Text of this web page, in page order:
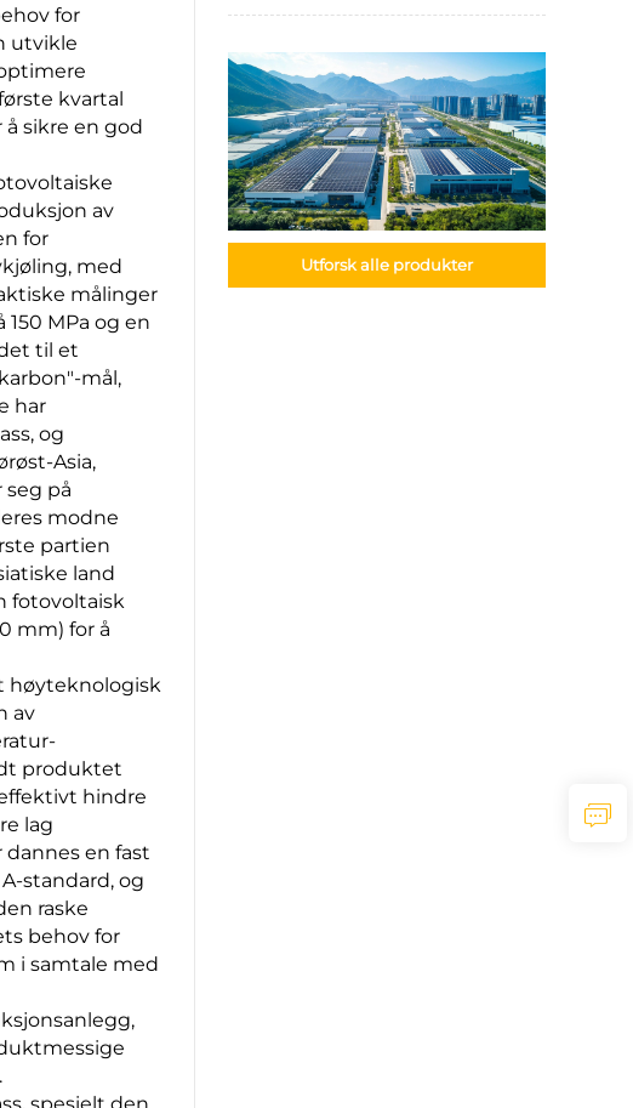
for
utvikle
kvartal
sikre en god
av
for
med
målinger
MPa og en
til et
mål,
har
og
Asia,
på
modne
partien
land
fotovoltaisk
mm) for å
høyteknologisk
av
produktet
hindre
lag
en fast
standard, og
raske
behov for
i samtale med
spesielt den
Utforsk alle produkter